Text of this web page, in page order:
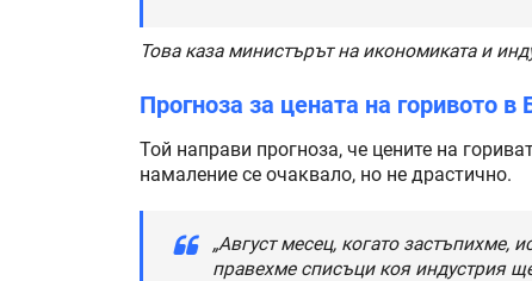
Това каза министърът на икономиката и
Прогноза за цената на горивото в
Той направи прогноза, че цените на
намаление се очаквало, но не драстично.
„Август месец, когато застъпихме,
правехме списъци коя индустрия